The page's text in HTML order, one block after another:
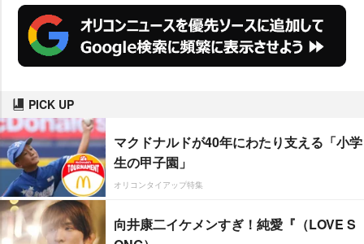
PICK UP
マクドナルドが40年にわたり支える「小学
生の甲子園」
オリコンタイアップ特集
向井康二イケメンすぎ！純愛『（LOVE S